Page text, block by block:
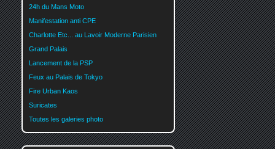
24h du Mans Moto
Manifestation anti CPE
Charlotte Etc... au Lavoir Moderne Parisien
Grand Palais
Lancement de la PSP
Feux au Palais de Tokyo
Fire Urban Kaos
Suricates
Toutes les galeries photo